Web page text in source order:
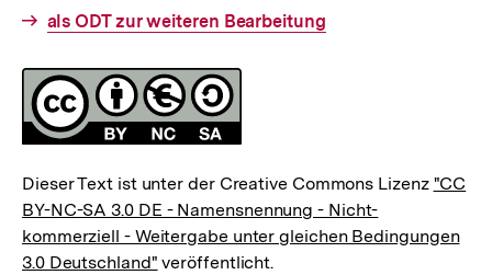
Interner
als ODT zur weiteren Bearbeitung
Fussnoten
Lizenz
Dieser Text ist unter der Creative Commons Lizenz "CC
BY-NC-SA 3.0 DE - Namensnennung - Nicht-
kommerziell - Weitergabe unter gleichen Bedingungen
3.0 Deutschland" veröffentlicht.